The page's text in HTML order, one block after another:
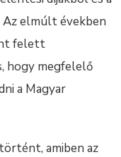
elmúlt években
felett
hogy megfelelő
a Magyar
amiben az